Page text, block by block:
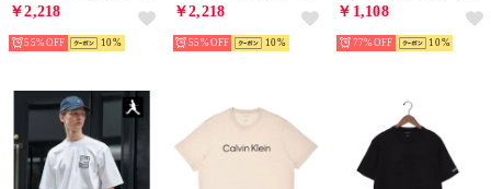
￥2,218
55% 10
￥2,218
55% 10
￥1,108
77% 10